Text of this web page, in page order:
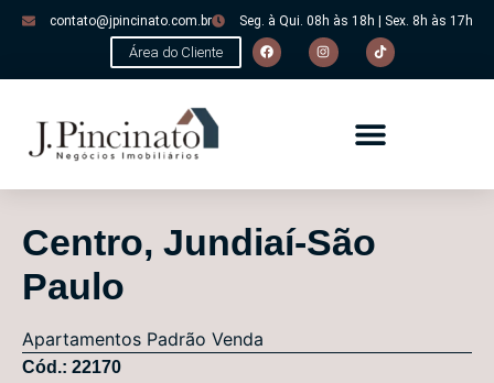
contato@jpincinato.com.br Seg. à Qui. 08h às 18h | Sex. 8h às 17h
Área do Cliente
Centro, Jundiaí-São
Paulo
Apartamentos Padrão Venda
Cód.: 22170